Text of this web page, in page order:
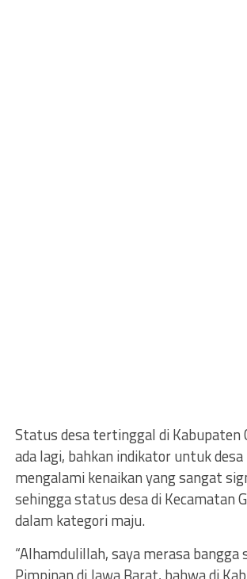
Status desa tertinggal di Kabupaten
ada lagi, bahkan indikator untuk
mengalami kenaikan yang sangat
sehingga status desa di Kecamatan
dalam kategori maju.
“Alhamdulillah, saya merasa bangga